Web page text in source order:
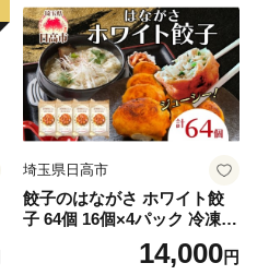
埼玉県日高市
餃子のはながさ ホワイト餃
子 64個 16個×4パック 冷凍
中華 点心 B級グルメ ご当地
野菜 おつまみ おかず 簡単調
14,000円